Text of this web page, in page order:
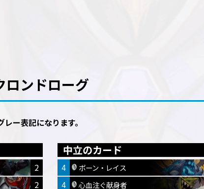
ンドローグ
ー表記になります。
2
2
中立のカード
4 ボーン・レイス
4
心血注ぐ献身者